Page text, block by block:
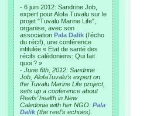
- 6 juin 2012: Sandrine Job,
expert pour Alofa Tuvalu sur le
projet "Tuvalu Marine Life",
organise, avec son
association Pala Dalik (l’écho
du récif), une conférence
intitulée « Etat de santé des
récifs calédoniens: Qui fait
quoi ? »
- June 6th, 2012: Sandrine
Job, AlofaTuvalu’s expert on
the Tuvalu Marine Life project,
sets up a conference about
Reefs’ health in New
Caledonia with her NGO: Pala
Dalik (the reef’s echoes).